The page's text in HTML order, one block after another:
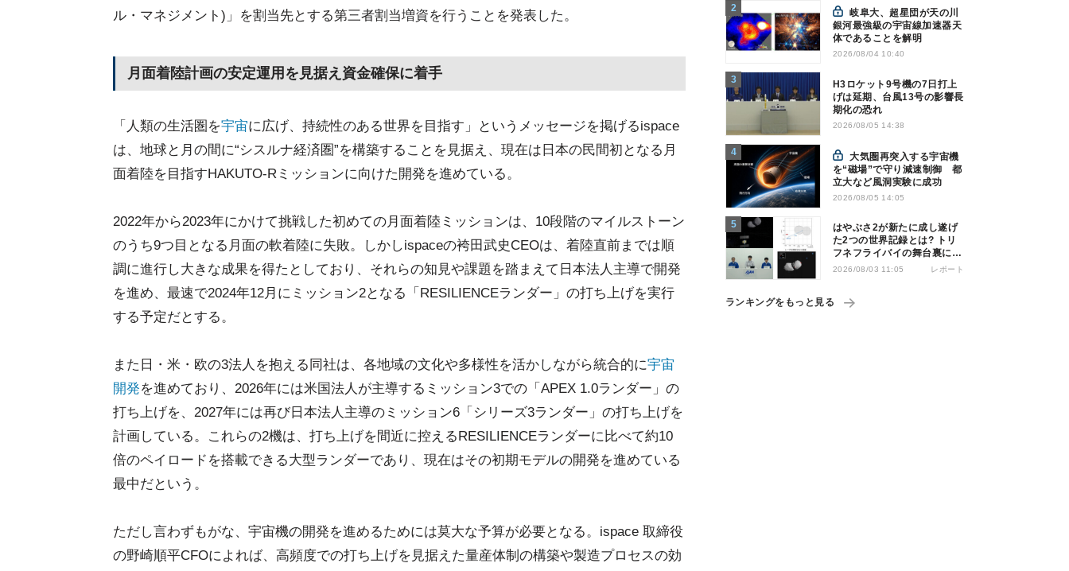
ル・マネジメント)」を割当先とする第三者割当増資を行うことを発表した。
月面着陸計画の安定運用を見据え資金確保に着手
「人類の生活圏を宇宙に広げ、持続性のある世界を目指す」というメッセージを掲げるispace
は、地球と月の間に“シスルナ経済圏”を構築することを見据え、現在は日本の民間初となる月
面着陸を目指すHAKUTO-Rミッションに向けた開発を進めている。
2022年から2023年にかけて挑戦した初めての月面着陸ミッションは、10段階のマイルストーン
のうち9つ目となる月面の軟着陸に失敗。しかしispaceの袴田武史CEOは、着陸直前までは順
調に進行し大きな成果を得たとしており、それらの知見や課題を踏まえて日本法人主導で開発
を進め、最速で2024年12月にミッション2となる「RESILIENCEランダー」の打ち上げを実行
する予定だとする。
また日・米・欧の3法人を抱える同社は、各地域の文化や多様性を活かしながら統合的に宇宙
開発を進めており、2026年には米国法人が主導するミッション3での「APEX 1.0ランダー」の
打ち上げを、2027年には再び日本法人主導のミッション6「シリーズ3ランダー」の打ち上げを
計画している。これらの2機は、打ち上げを間近に控えるRESILIENCEランダーに比べて約10
倍のペイロードを搭載できる大型ランダーであり、現在はその初期モデルの開発を進めている
最中だという。
ただし言わずもがな、宇宙機の開発を進めるためには莫大な予算が必要となる。ispace 取締役
の野崎順平CFOによれば、高頻度での打ち上げを見据えた量産体制の構築や製造プロセスの効
岐阜大、超星団が天の川
銀河最強級の宇宙線加速器天
体であることを解明
2026/08/04 10:40
H3ロケット9号機の7日打上
げは延期、台風13号の影響長
期化の恐れ
2026/08/05 14:38
大気圏再突入する宇宙機
を“磁場”で守り減速制御 都
立大など風洞実験に成功
2026/08/05 14:05
はやぶさ2が新たに成し遂げ
た2つの世界記録とは? トリ
フネフライバイの舞台裏に迫
る
2026/08/03 11:05 レポート
ランキングをもっと見る